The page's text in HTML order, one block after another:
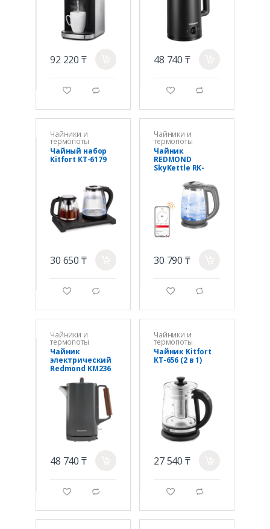
92 220 ₸
g d
48 740 ₸
g d
Чайники и
термопоты
Чайный набор
Kitfort КТ-6179
30 650 ₸
g d
Чайники и
термопоты
Чайник
REDMOND
SkyKettle RK-
30 790 ₸
g d
Чайники и
термопоты
Чайник
электрический
Redmond KM236
48 740 ₸
g d
Чайники и
термопоты
Чайник Kitfort
КТ-656 (2 в 1)
27 540 ₸
g d